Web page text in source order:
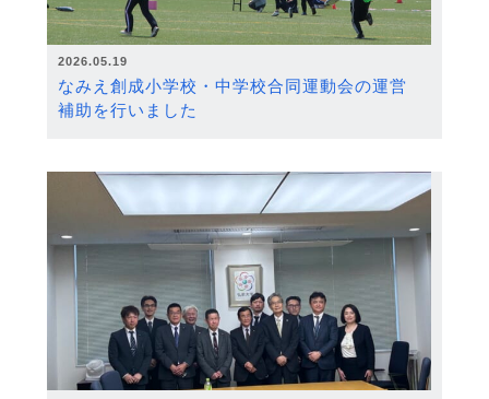
2026.05.19
なみえ創成小学校・中学校合同運動会の運営
補助を行いました